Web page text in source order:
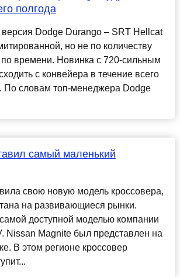
полгода
Dodge Durango – SRT Hellcat
но не по количеству
по времени. Новинка с 720-сильным
с конвейера в течение всего
По словам топ-менеджера Dodge
самый маленький
свою новую модель кроссовера,
на развивающиеся рынки.
доступной моделью компании
Nissan Magnite был представлен на
В этом регионе кроссовер